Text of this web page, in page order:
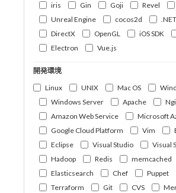
iris
Gin Goji Revel
Unreal Engine
cocos2d
DirectX
OpenGL iOS SDK
Electron
Vue.js
開発環境
Linux
UNIX Mac OS
Windows Server
Apache
Amazon Web Service
Microsoft
Google Cloud Platform
Vim
Eclipse
Visual Studio
Visual
Hadoop
Redis
memcached
Elasticsearch
Chef Puppet
Terraform
Git CVS